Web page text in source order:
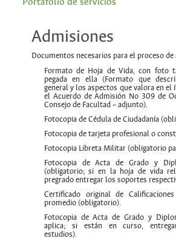
Admisiones
Documentos necesarios para el proceso
Formato de Hoja de Vida, con foto
pegada en ella (Formato que
general y los aspectos que valora en el
el Acuerdo de Admisión No 309 de
Consejo de Facultad – adjunto).
Fotocopia de Cédula de Ciudadanía
Fotocopia de tarjeta profesional o
Fotocopia Libreta Militar (obligatorio
Fotocopia de Acta de Grado y
(obligatorio; si en la hoja de vida
pregrado entregar los soportes
Certificado original de
promedio (obligatorio).
Fotocopia de Acta de Grado y
aplica; si están en curso,
estudios).